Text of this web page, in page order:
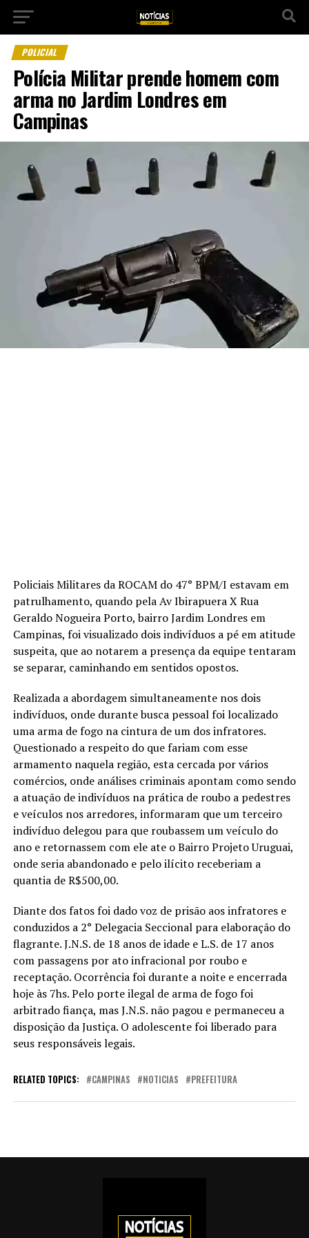
POLICIAL
Polícia Militar prende homem com
arma no Jardim Londres em
Campinas
Policiais Militares da ROCAM do 47° BPM/I estavam em
patrulhamento, quando pela Av Ibirapuera X Rua
Geraldo Nogueira Porto, bairro Jardim Londres em
Campinas, foi visualizado dois indivíduos a pé em atitude
suspeita, que ao notarem a presença da equipe tentaram
se separar, caminhando em sentidos opostos.
Realizada a abordagem simultaneamente nos dois
indivíduos, onde durante busca pessoal foi localizado
uma arma de fogo na cintura de um dos infratores.
Questionado a respeito do que fariam com esse
armamento naquela região, esta cercada por vários
comércios, onde análises criminais apontam como sendo
a atuação de indivíduos na prática de roubo a pedestres
e veículos nos arredores, informaram que um terceiro
indivíduo delegou para que roubassem um veículo do
ano e retornassem com ele ate o Bairro Projeto Uruguai,
onde seria abandonado e pelo ilícito receberiam a
quantia de R$500,00.
Diante dos fatos foi dado voz de prisão aos infratores e
conduzidos a 2° Delegacia Seccional para elaboração do
flagrante. J.N.S. de 18 anos de idade e L.S. de 17 anos
com passagens por ato infracional por roubo e
receptação. Ocorrência foi durante a noite e encerrada
hoje às 7hs. Pelo porte ilegal de arma de fogo foi
arbitrado fiança, mas J.N.S. não pagou e permaneceu a
disposição da Justiça. O adolescente foi liberado para
seus responsáveis legais.
RELATED TOPICS: CAMPINAS NOTICIAS PREFEITURA